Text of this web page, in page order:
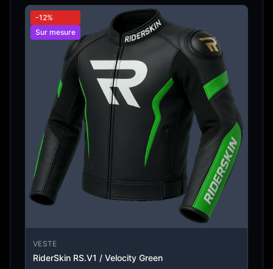
-12%
Sur mesure
VESTE
RiderSkin RS.V1 / Velocity Green